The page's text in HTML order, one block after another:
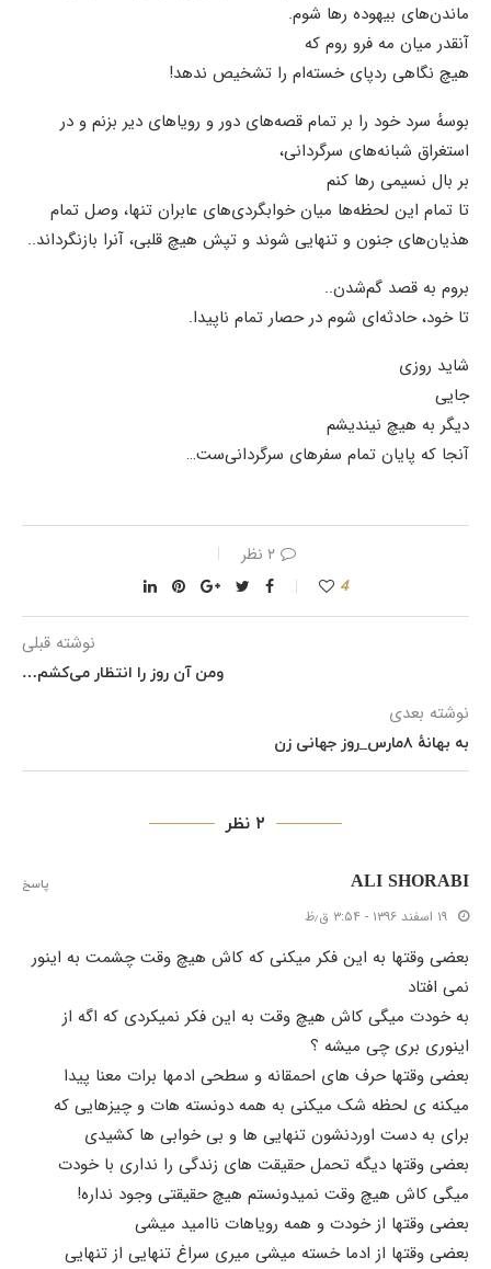
ماندن‌های بیهوده رها شوم.
آنقدر میان مه فرو روم که
هیچ نگاهی ردپای خسته‌ام را تشخیص ندهد!
بوسهٔ سرد خود را بر تمام قصه‌های دور و رویاهای دیر بزنم و در
استغراق شبانه‌های سرگردانی،
بر بال نسیمی رها کنم
تا تمام این لحظه‌ها میان خوابگردی‌های عابران تنها، وصل تمام
هذیان‌های جنون و تنهایی شوند و تپش هیچ قلبی، آنرا بازنگرداند..
بروم به قصد گم‌شدن..
تا خود، حادثه‌ای شوم در حصار تمام ناپیدا.
شاید روزی
جایی
دیگر به هیچ نیندیشم
آنجا که پایان تمام سفرهای سرگردانی‌ست…
۲ نظر
4
نوشته قبلی
و‌من آن روز را انتظار می‌کشم…
نوشته بعدی
به بهانهٔ ۸مارس_روز جهانی زن
۲ نظر
ALI SHORABI
۱۹ اسفند ۱۳۹۶ - ۳:۵۴ ق٫ظ
بعضی وقتها به این فکر میکنی که کاش هیچ وقت چشمت به اینور
نمی افتاد
به خودت میگی کاش هیچ وقت به این فکر نمیکردی که اگه از
اینوری بری چی میشه ؟
بعضی وقتها حرف های احمقانه و سطحی ادمها برات معنا پیدا
میکنه ی لحظه شک میکنی به همه دونسته هات و چیزهایی که
برای به دست اوردنشون تنهایی ها و بی خوابی ها کشیدی
بعضی وقتها دیگه تحمل حقیقت های زندگی را نداری با خودت
میگی کاش هیچ وقت نمیدونستم هیچ حقیقتی وجود نداره!
بعضی وقتها از خودت و همه رویاهات ناامید میشی
بعضی وقتها از ادما خسته میشی میری سراغ تنهایی از تنهایی
پاسخ